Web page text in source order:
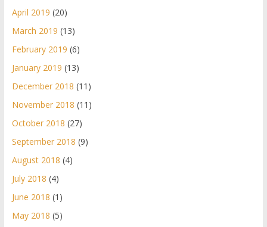
April 2019 (20)
March 2019 (13)
February 2019 (6)
January 2019 (13)
December 2018 (11)
November 2018 (11)
October 2018 (27)
September 2018 (9)
August 2018 (4)
July 2018 (4)
June 2018 (1)
May 2018 (5)